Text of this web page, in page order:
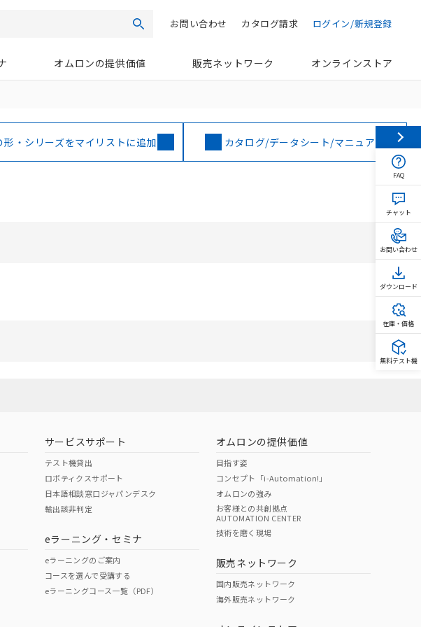
検索 ログイン/新規登録
カタログ請求
お問い合わせ
オムロンの提供価値 販売ネットワーク オンラインストア
形・シリーズをマイリストに追加 カタログ/データシート/マニュアル
サービスサポート
テスト機貸出
ロボティクスサポート
日本語相談窓口ジャパンデスク
輸出該非判定
eラーニング・セミナ
eラーニングのご案内
コースを選んで受講する
eラーニングコース一覧（PDF）
オムロンの提供価値
目指す姿
コンセプト「i-Automation!」
オムロンの強み
お客様との共創拠点
AUTOMATION CENTER
技術を磨く現場
販売ネットワーク
国内販売ネットワーク
海外販売ネットワーク
FAQ
チャット
お問い合わせ
ダウンロード
在庫・価格
無料テスト機
、またはお客様担当のオムロン制御
る商品もあることをご了承ください。
客様担当のオムロン制御機器販売店・
」をご確認ください。
漏洩または開示しないようお願いしま
には、I-Webメンバーズにご登録され
ついて、当社および当社の共同利用者
要な範囲で利用することをご了承くだ